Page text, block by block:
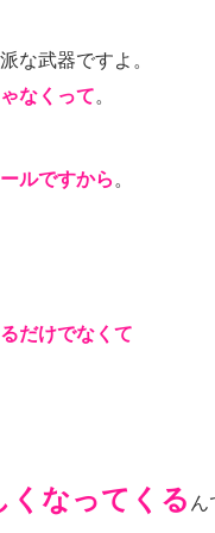
な武器ですよ。
なくって。
ルですから。
だけでなくて
くなってくるん